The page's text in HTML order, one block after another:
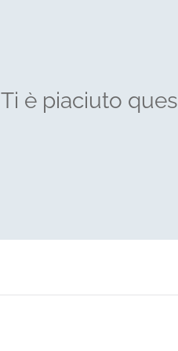
Ti è piaciuto